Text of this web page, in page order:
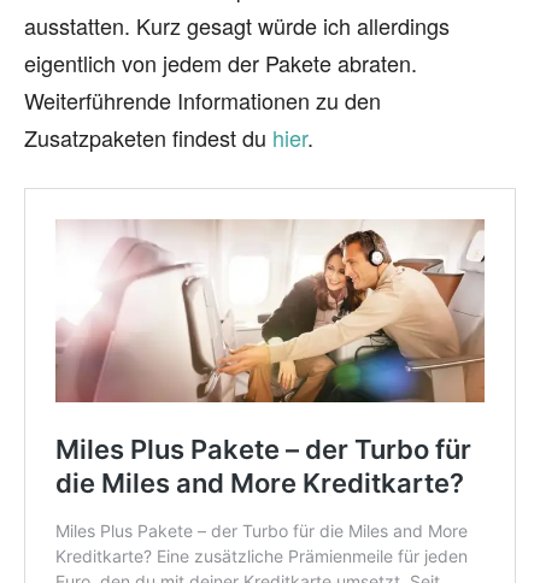
ausstatten. Kurz gesagt würde ich allerdings
eigentlich von jedem der Pakete abraten.
Weiterführende Informationen zu den
Zusatzpaketen findest du hier.